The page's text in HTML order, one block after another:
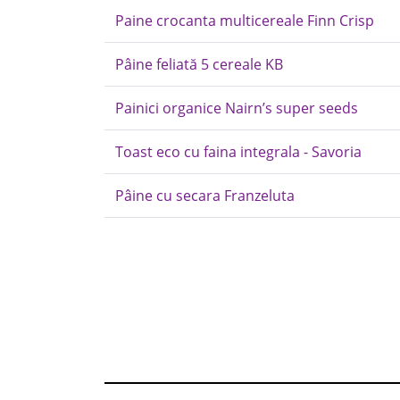
Paine crocanta multicereale Finn Crisp
Pâine feliată 5 cereale KB
Painici organice Nairn’s super seeds
Toast eco cu faina integrala - Savoria
Pâine cu secara Franzeluta